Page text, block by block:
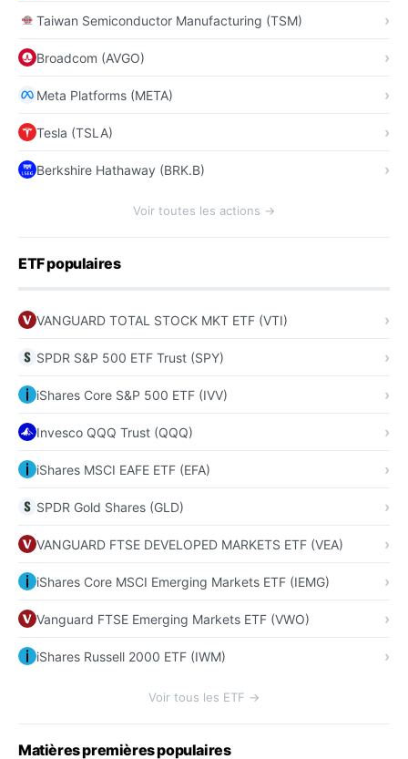
Taiwan Semiconductor Manufacturing (TSM)
Broadcom (AVGO)
Meta Platforms (META)
Tesla (TSLA)
Berkshire Hathaway (BRK.B)
Voir toutes les actions →
ETF populaires
VANGUARD TOTAL STOCK MKT ETF (VTI)
SPDR S&P 500 ETF Trust (SPY)
iShares Core S&P 500 ETF (IVV)
Invesco QQQ Trust (QQQ)
iShares MSCI EAFE ETF (EFA)
SPDR Gold Shares (GLD)
VANGUARD FTSE DEVELOPED MARKETS ETF (VEA)
iShares Core MSCI Emerging Markets ETF (IEMG)
Vanguard FTSE Emerging Markets ETF (VWO)
iShares Russell 2000 ETF (IWM)
Voir tous les ETF →
Matières premières populaires